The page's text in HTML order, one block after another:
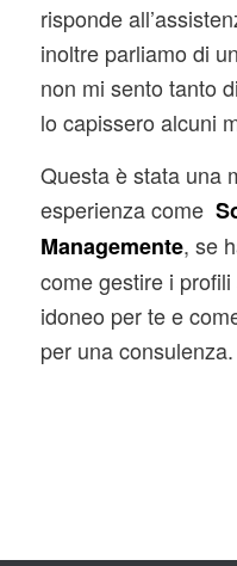
risponde
inoltre parliamo di
non mi sento tanto
lo capissero alcuni
Questa è stata una
esperienza come
Managemente, se
come gestire i
idoneo per te e
per una consulenza.